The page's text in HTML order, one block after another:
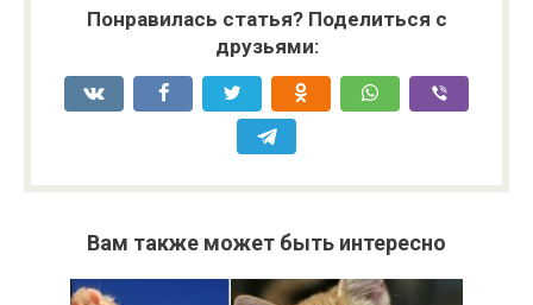
Понравилась статья? Поделиться с
друзьями:
Вам также может быть интересно